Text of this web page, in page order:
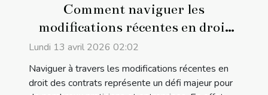
Comment naviguer les
modifications récentes en droit
des contrats ?
Lundi 13 avril 2026 02:02
Naviguer à travers les modifications récentes en
droit des contrats représente un défi majeur pour